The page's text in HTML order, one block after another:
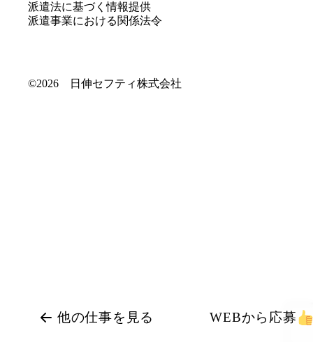
派遣法に基づく情報提供
派遣事業における関係法令
©2026 日伸セフティ株式会社
他の仕事を見る WEBから応募